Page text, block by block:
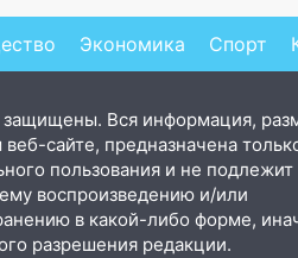
подробности
Экономика Спорт
защищены. Вся информация,
сайте, предназначена
пользования и не подлежит
воспроизведению и/или
в какой-либо форме,
разрешения редакции.